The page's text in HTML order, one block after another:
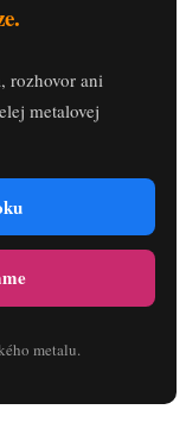
rozhovor ani
metalovej
metalu.